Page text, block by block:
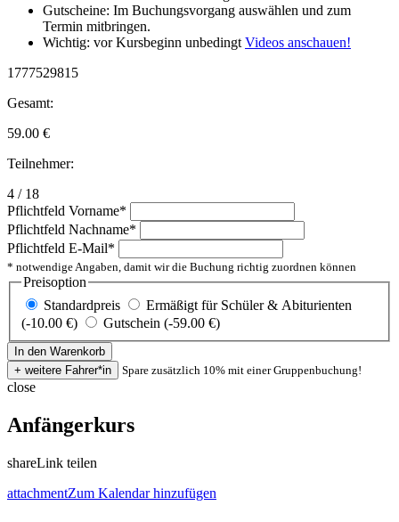
Gutscheine: Im Buchungsvorgang auswählen und zum
Termin mitbringen.
Wichtig: vor Kursbeginn unbedingtVideos anschauen!
1777529815
Gesamt:
59.00 €
Teilnehmer:
4 / 18
Pflichtfeld Vorname*
Pflichtfeld Nachname*
Pflichtfeld E-Mail*
* notwendige Angaben, damit wir die Buchung richtig zuordnen können
Preisoption
Standardpreis
Ermäßigt für Schüler & Abiturienten
(-10.00 €)
Gutschein (-59.00 €)
Spare zusätzlich 10% mit einer Gruppenbuchung!
close
Anfängerkurs
shareLink teilen
attachmentZum Kalendar hinzufügen